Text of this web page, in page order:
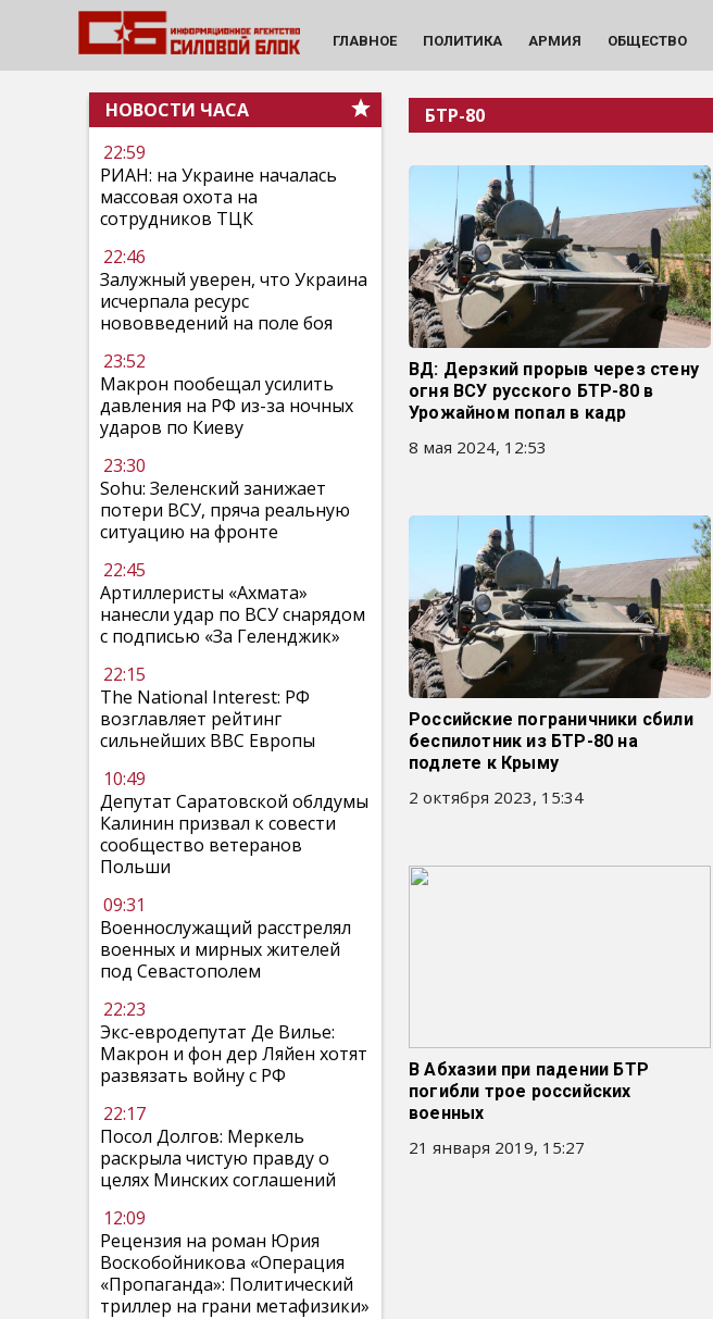
ГЛАВНОЕ ПОЛИТИКА АРМИЯ ОБЩЕСТВО
НОВОСТИ ЧАСА
22:59
РИАН: на Украине началась
массовая охота на
сотрудников ТЦК
22:46
Залужный уверен, что Украина
исчерпала ресурс
нововведений на поле боя
23:52
Макрон пообещал усилить
давления на РФ из-за ночных
ударов по Киеву
23:30
Sohu: Зеленский занижает
потери ВСУ, пряча реальную
ситуацию на фронте
22:45
Артиллеристы «Ахмата»
нанесли удар по ВСУ снарядом
с подписью «За Геленджик»
22:15
The National Interest: РФ
возглавляет рейтинг
сильнейших ВВС Европы
10:49
Депутат Саратовской облдумы
Калинин призвал к совести
сообщество ветеранов
Польши
09:31
Военнослужащий расстрелял
военных и мирных жителей
под Севастополем
22:23
Экс-евродепутат Де Вилье:
Макрон и фон дер Ляйен хотят
развязать войну с РФ
22:17
Посол Долгов: Меркель
раскрыла чистую правду о
целях Минских соглашений
12:09
Рецензия на роман Юрия
Воскобойникова «Операция
«Пропаганда»: Политический
триллер на грани метафизики»
БТР-80
ВД: Дерзкий прорыв через стену
огня ВСУ русского БТР-80 в
Урожайном попал в кадр
8 мая 2024, 12:53
Российские пограничники сбили
беспилотник из БТР-80 на
подлете к Крыму
2 октября 2023, 15:34
В Абхазии при падении БТР
погибли трое российских
военных
21 января 2019, 15:27